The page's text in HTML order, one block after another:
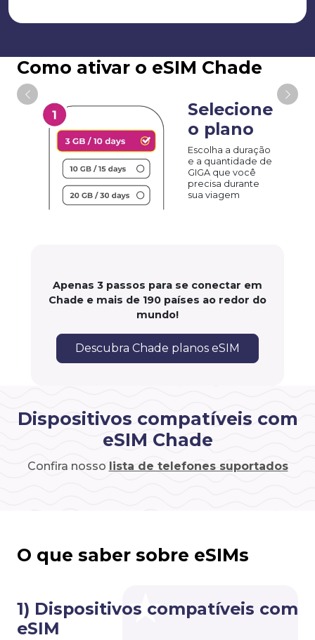
Como ativar o eSIM Chade
Selecione
o plano
Escolha a duração
e a quantidade de
GIGA que você
precisa durante
sua viagem
Apenas 3 passos para se conectar em
Chade e mais de 190 países ao redor do
mundo!
Descubra Chade planos eSIM
Dispositivos compatíveis com
eSIM Chade
Confira nosso lista de telefones suportados
O que saber sobre eSIMs
1) Dispositivos compatíveis com
eSIM